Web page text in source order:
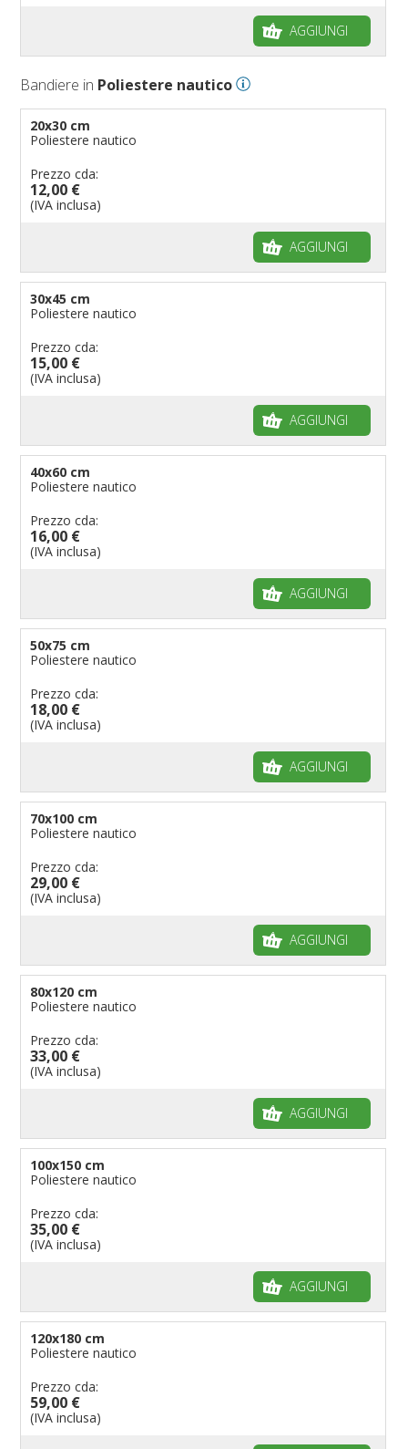
Bandiere per eventi religiosi
Bandiere per ambasciate
Bandiere per riserve naturali e parchi
Bandiere per musicisti
pennoni per bandiere
AGGIUNGI
Bandiere in Poliestere nautico
20x30 cm
Poliestere nautico
Prezzo cda:
12,00 €
(IVA inclusa)
AGGIUNGI
30x45 cm
Poliestere nautico
Prezzo cda:
15,00 €
(IVA inclusa)
AGGIUNGI
40x60 cm
Poliestere nautico
Prezzo cda:
16,00 €
(IVA inclusa)
AGGIUNGI
50x75 cm
Poliestere nautico
Prezzo cda:
18,00 €
(IVA inclusa)
AGGIUNGI
70x100 cm
Poliestere nautico
Prezzo cda:
29,00 €
(IVA inclusa)
AGGIUNGI
80x120 cm
Poliestere nautico
Prezzo cda:
33,00 €
(IVA inclusa)
AGGIUNGI
100x150 cm
Poliestere nautico
Prezzo cda:
35,00 €
(IVA inclusa)
AGGIUNGI
120x180 cm
Poliestere nautico
Prezzo cda:
59,00 €
(IVA inclusa)